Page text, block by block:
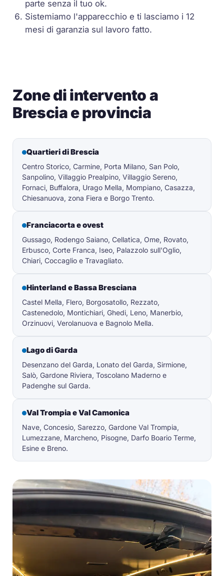
parte senza il tuo ok.
Sistemiamo l'apparecchio e ti lasciamo i 12
mesi di garanzia sul lavoro fatto.
Zone di intervento a
Brescia e provincia
Quartieri di Brescia
Centro Storico, Carmine, Porta Milano, San Polo,
Sanpolino, Villaggio Prealpino, Villaggio Sereno,
Fornaci, Buffalora, Urago Mella, Mompiano, Casazza,
Chiesanuova, zona Fiera e Borgo Trento.
Franciacorta e ovest
Gussago, Rodengo Saiano, Cellatica, Ome, Rovato,
Erbusco, Corte Franca, Iseo, Palazzolo sull'Oglio,
Chiari, Coccaglio e Travagliato.
Hinterland e Bassa Bresciana
Castel Mella, Flero, Borgosatollo, Rezzato,
Castenedolo, Montichiari, Ghedi, Leno, Manerbio,
Orzinuovi, Verolanuova e Bagnolo Mella.
Lago di Garda
Desenzano del Garda, Lonato del Garda, Sirmione,
Salò, Gardone Riviera, Toscolano Maderno e
Padenghe sul Garda.
Val Trompia e Val Camonica
Nave, Concesio, Sarezzo, Gardone Val Trompia,
Lumezzane, Marcheno, Pisogne, Darfo Boario Terme,
Esine e Breno.